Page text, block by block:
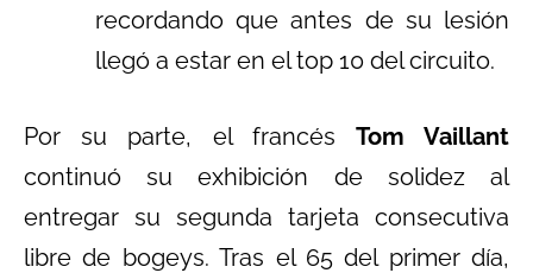
recordando que antes de su lesión
llegó a estar en el top 10 del circuito.
Por su parte, el francés Tom Vaillant
continuó su exhibición de solidez al
entregar su segunda tarjeta consecutiva
libre de bogeys. Tras el 65 del primer día,